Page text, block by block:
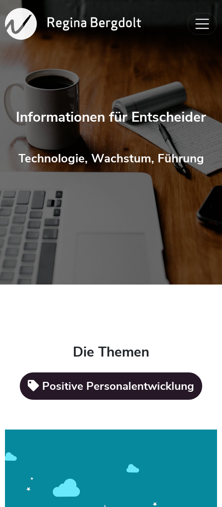
Informationen für Entscheider
Technologie, Wachstum, Führung
Die Themen
Positive Personalentwicklung